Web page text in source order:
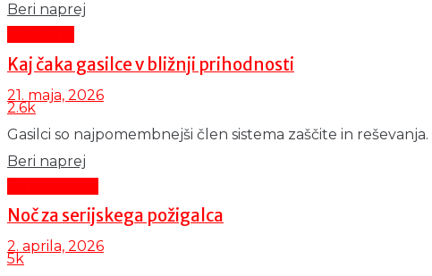
Beri naprej
Kaj čaka gasilce v bližnji prihodnosti
21. maja, 2026
2.6k
Gasilci so najpomembnejši člen sistema zaščite in
Beri naprej
Noč za serijskega požigalca
2. aprila, 2026
5k